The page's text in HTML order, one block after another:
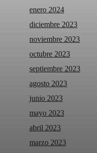
enero 2024
diciembre 2023
noviembre 2023
octubre 2023
septiembre 2023
agosto 2023
junio 2023
mayo 2023
abril 2023
marzo 2023